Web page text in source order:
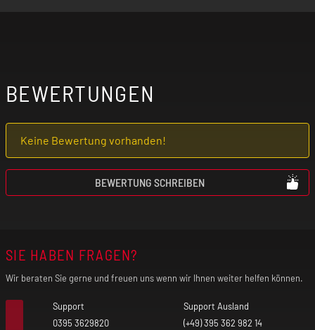
Lungenerkrankung (z. B. Asthma, COPD,
freigesetzte Nebel kann bei vorgeschädigter
Lunge unter Umständen einen Asthmaanfall,
Luftnot und Hustenanfälle auslösen.
Verwende das Produkt nicht, wenn eines
Falls du allergisch auf einen der Inhaltsstoffe
reagierst, darfst du das Produkt nicht
Nutzung deinen Arzt.
BEWERTUNGEN
Keine Bewertung vorhanden!
BEWERTUNG SCHREIBEN
SIE HABEN FRAGEN?
Wir beraten Sie gerne und freuen uns wenn wir Ihnen weiter helfen können.
Support
0395 3629820
Support Ausland
(+49) 395 362 982 14